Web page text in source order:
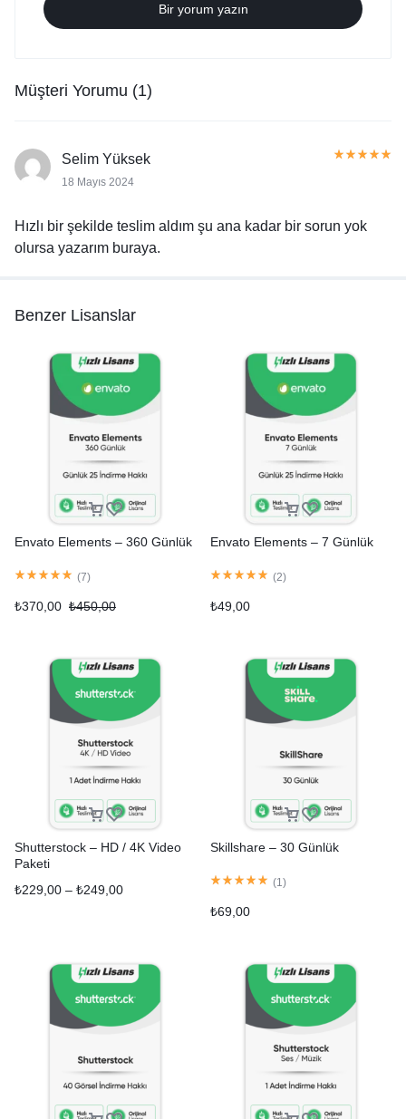
Bir yorum yazın
Müşteri Yorumu (1)
Selim Yüksek
18 Mayıs 2024
Hızlı bir şekilde teslim aldım şu ana kadar bir sorun yok
olursa yazarım buraya.
Benzer Lisanslar
Envato Elements – 360 Günlük
(7)
₺370,00 ₺450,00
Envato Elements – 7 Günlük
(2)
₺49,00
Shutterstock – HD / 4K Video
Paketi
₺229,00 – ₺249,00
Skillshare – 30 Günlük
(1 )
₺69,00